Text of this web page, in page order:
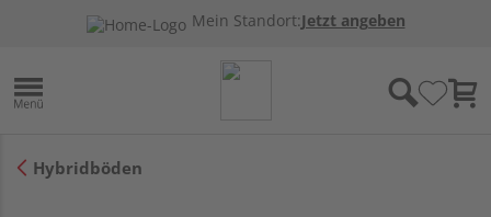
Mein Standort:Jetzt angeben
Hybridböden